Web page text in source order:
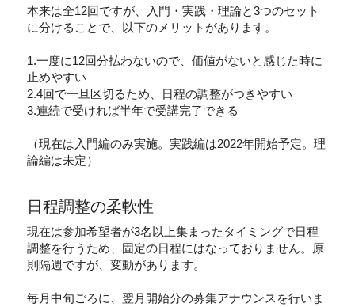
本来は全12回ですが、入門・実践・理論と3つのセット
に分けることで、以下のメリットがあります。
1.一度に12回分払わないので、価値がないと感じた時に
止めやすい
2.4回で一旦区切るため、日程の調整がつきやすい
3.連続で受ければ半年で受講完了できる
（現在は入門編のみ実施。実践編は2022年開始予定。理
論編は未定）
日程調整の柔軟性
現在は参加希望者が3名以上集まったタイミングで日程
調整を行うため、固定の日程にはなっておりません。原
則隔週ですが、変動があります。
毎月中旬ごろに、翌月開始分の募集アナウンスを行いま